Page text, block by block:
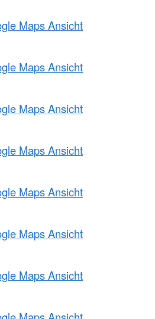
Maps Ansicht
Maps Ansicht
Maps Ansicht
Maps Ansicht
Maps Ansicht
Maps Ansicht
Maps Ansicht